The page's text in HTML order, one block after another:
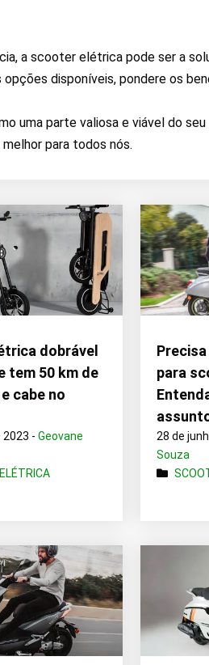
a scooter elétrica pode ser a
opções disponíveis, pondere os
uma parte valiosa e viável do
para todos nós.
dobrável
tem 50 km de
cabe no
2023 -Geovane
para
28 de
Souza